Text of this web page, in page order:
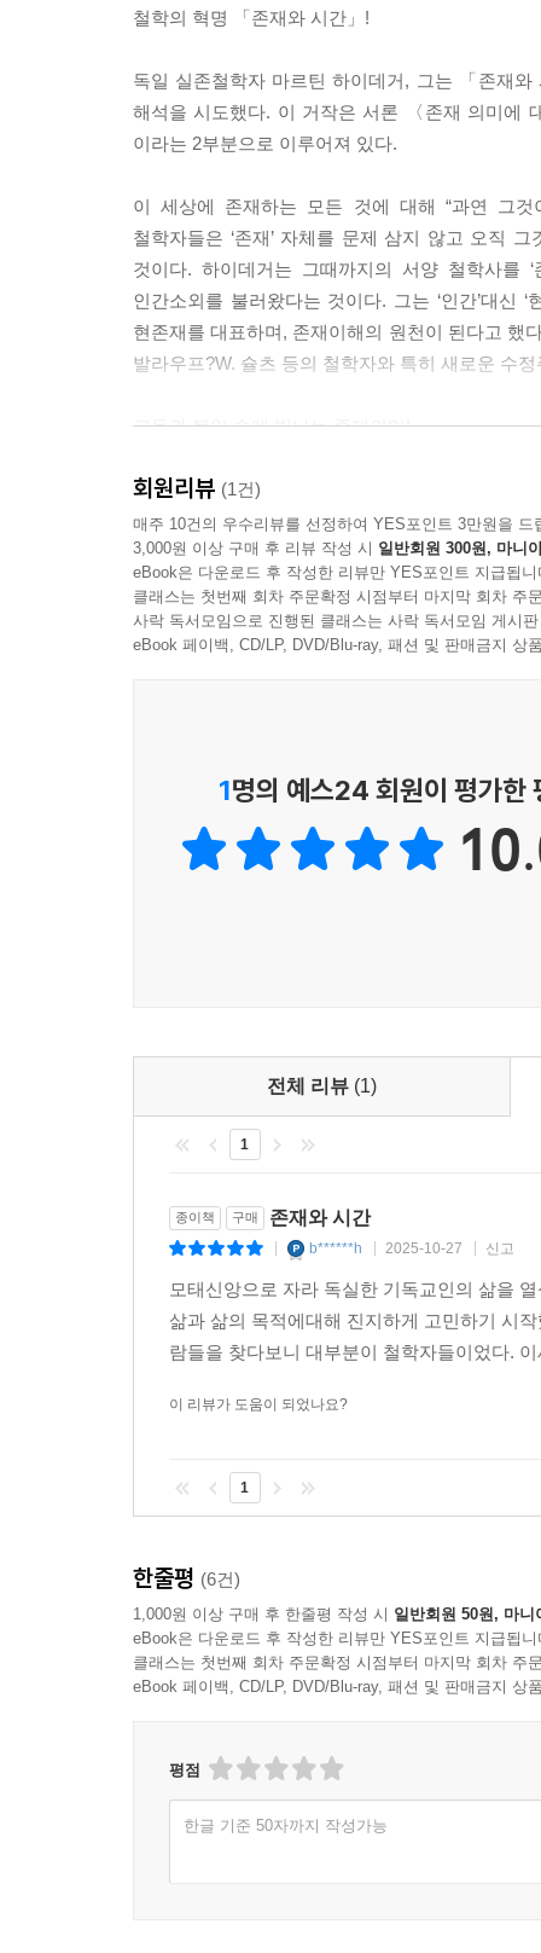
28 내―존재의 주제적 분석 과제·170
A. 현(現)의 실존론적 구성
29 심경으로서의 현―존재·174
31 이해로서의 현―존재·186
32 이해와 해석·194
33 해석의 파생적 양태로서의 진술·201
34 현―존재와 이야기, 언어·209
B. 현의 일상적 존재와 현존재의 퇴락
39 현존재 구조 전체의 근원적인 전체성에 대한 문
40 현존재의 두드러진 개시성으로서의 불안이라는
41 관심으로서의 현존재의 존재·247
42 현존재의 전(前) 존재론적 자기해석에 의거해
45 현존재의 예비 기초분석 성과 및 이 존재자에
51 죽음을 맞는 존재와 현존재의 일상성·326
53 본디적 ‘죽음을 맞는 존재’의 실존론적 기투·336
54 본디적인 실존적 가능성을 증명하는 문제·347
55 양심의 실존론적 존재론적 기초·350
56 양심의 호소하는 성격·353
57 관심에 호소하는 양심·355
58 호소의 이해와 책임·363
제3장 현존재의 본디적 전체존재가능성과, 관심
61 현존재의 본디적 전체존재에 대한 한정설정으
63 관심의 존재의미의 철학적 해석을 위해 획득된
64 관심과 자기성(自己性)·411
65 관심의 존재론적 의미로서의 시간성·418
66 현존재의 시간성과 거기서 발현하는 실존론적
67 현존재의 실존론적 구성틀의 근본 구성과, 그
68 열어밝힘 일반의 시간성·434
69 세계―내―존재의 시간성과 세계 초월 문제·452
철학의 혁명 「존재와 시간」!
독일 실존철학자 마르틴 하이데거, 그는 「존재
해석을 시도했다. 이 거작은 서론 〈존재 의미에
이라는 2부분으로 이루어져 있다.
이 세상에 존재하는 모든 것에 대해 “과연 그
철학자들은 ‘존재’ 자체를 문제 삼지 않고 오직
것이다. 하이데거는 그때까지의 서양 철학사를
인간소외를 불러왔다는 것이다. 그는 ‘인간’대신
현존재를 대표하며, 존재이해의 원천이 된다고 했
발라우프?W. 슐츠 등의 철학자와 특히 새로운 수
고독과 불안 속에 빛나는 존재의미!
「존재와 시간」은 그리스시대부터 철학의 핵
인간존재를 실존에 근거하여 분석하는 일을 이
낡은 느낌에도 불구하고 그것을 바라보는 시점
저작은 현대문명을 비판하는 측면도 가지고 있
들어가, 자신을 잃어버리고 획일적으로 변하는
우리가 자기 자신을 되찾는 것은, 홀로 죽어가야
이 주장에서 문명에 대한 부정적 태도가 진하
절망하던 사람들을 매료하고 공감을 불러일으킨다.
하이데거는 서구 형이상학이 기술과 과학의 토
근원의 구명을 시도했다.
하이데거는 「존재와 시간」에서 인간의 삶을
밝히는 것에 가장 큰 관심을 두었다. 존재는 시간
인간은 자신의 시간 속에서, 존재의 부름에 나름
세계를 뒤흔든 사상계의 위대한 유산!
하이데거의 「존재와 시간」은 세상에 나온 순
동향을 논하자면 「존재와 시간」의 감화를 빼
「존재와 시간」은 사실 서론에서 예고된 전체
단편으로서의 「존재와 시간」은 하이데거가 40
시간」을 이런 기념으로 여겼다. 그는 「존재
바탕으로, 발표되지 않은 부분을 다른 방식으로
현대철학의 장엄한 물음? 그 기념비적 명저!
하이데거는 “존재의 의미에 대한 물음은 「
회원리뷰 (1건)
매주 10건의 우수리뷰를 선정하여 YES포인트 3만원을 드
3,000원 이상 구매 후 리뷰 작성 시 일반회원 300원, 마니
eBook은 다운로드 후 작성한 리뷰만 YES포인트 지급됩니
클래스는 첫번째 회차 주문확정 시점부터 마지막 회차 주
사락 독서모임으로 진행된 클래스는 사락 독서모임 게시
eBook 페이백, CD/LP, DVD/Blu-ray, 패션 및 판매금지 상
1명의 예스24 회원이 평가한
전체 리뷰 (1)
1
종이책 구매 존재와 시간
b******h 2025-10-27 신고
모태신앙으로 자라 독실한 기독교인의 삶을
삶과 삶의 목적에대해 진지하게 고민하기 시
람들을 찾다보니 대부분이 철학자들이었다.
이 리뷰가 도움이 되었나요?
1
한줄평 (6건)
1,000원 이상 구매 후 한줄평 작성 시 일반회원 50원, 마니
eBook은 다운로드 후 작성한 리뷰만 YES포인트 지급됩니
클래스는 첫번째 회차 주문확정 시점부터 마지막 회차 주
eBook 페이백, CD/LP, DVD/Blu-ray, 패션 및 판매금지 상
평점
한글 기준 50자까지 작성가능